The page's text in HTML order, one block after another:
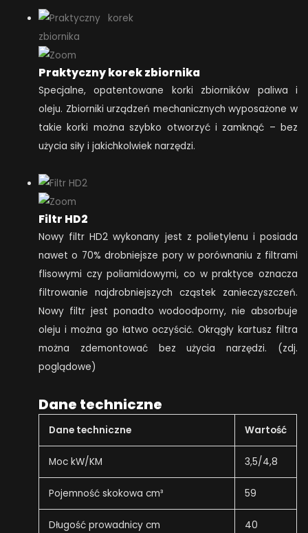
Praktyczny korek zbiornika
Specjalne, opatentowane korki zbiorników paliwa i
oleju. Zbiorniki urządzeń mechanicznych wyposażone w
takie korki można szybko otworzyć i zamknąć – bez
użycia siły i jakichkolwiek narzędzi.
Filtr HD2
Nowy filtr HD2 wykonany jest z polietylenu i posiada
nawet o 70% drobniejsze pory w porównaniu z filtrami
flisowymi czy poliamidowymi, co w praktyce oznacza
filtrowanie najdrobniejszych cząstek zanieczyszczeń.
Nowy filtr jest ponadto wodoodporny, nie absorbuje
oleju i można go łatwo oczyścić. Okrągły kartusz filtra
można zdemontować bez użycia narzędzi. (zdj.
poglądowe)
Dane techniczne
Dane techniczne Wartość
Moc kW/KM 3,5/4,8
Pojemność skokowa cm³ 59
Długość prowadnicy cm 40